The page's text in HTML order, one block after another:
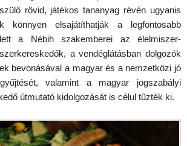
rövid, játékos tananyag révén ugyanis
könnyen elsajátíthatják a legfontosabb
a Nébih szakemberei az élelmiszer-
a vendéglátásban dolgozók
bevonásával a magyar és a nemzetközi jó
valamint a magyar jogszabályi
útmutató kidolgozását is célul tűzték ki.